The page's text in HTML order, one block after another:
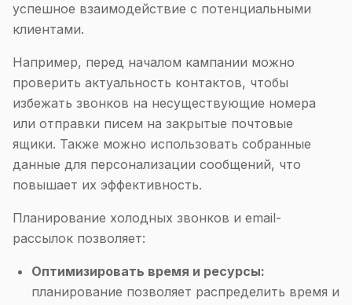
успешное взаимодействие с потенциальными
клиентами.
Например, перед началом кампании можно
проверить актуальность контактов, чтобы
избежать звонков на несуществующие номера
или отправки писем на закрытые почтовые
ящики. Также можно использовать собранные
данные для персонализации сообщений, что
повышает их эффективность.
Планирование холодных звонков и email-
рассылок позволяет:
Оптимизировать время и ресурсы:
планирование позволяет распределить время и